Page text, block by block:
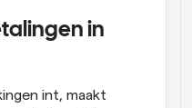
in
int, maakt